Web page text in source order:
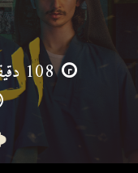
108 دقيقة